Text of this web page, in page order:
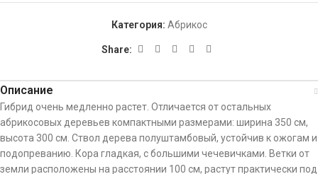
Категория: Абрикос
Share:
Описание
Гибрид очень медленно растет. Отличается от остальных
абрикосовых деревьев компактными размерами: ширина 350 см,
высота 300 см. Ствол дерева полуштамбовый, устойчив к ожогам и
подопреванию. Кора гладкая, с большими чечевичками. Ветки от
земли расположены на расстоянии 100 см, растут практически под